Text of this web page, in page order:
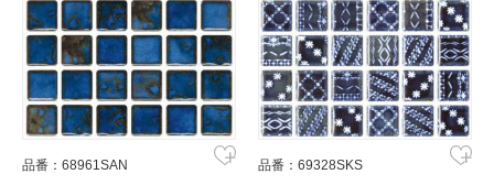
品番：68961SAN
品番：69328SKS